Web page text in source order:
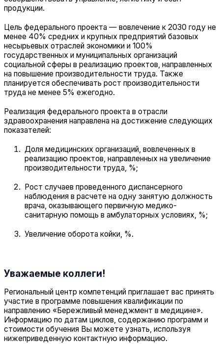
продукции.
Цель федерального проекта — вовлечение к 2030 году не
менее 40% средних и крупных предприятий базовых
несырьевых отраслей экономики и 100%
государственных и муниципальных организаций
социальной сферы в реализацию проектов, направленных
на повышение производительности труда. Также
планируется обеспечивать рост производительности
труда не менее 5% ежегодно.
Реализация федерального проекта в отрасли
здравоохранения направлена на достижение следующих
показателей:
Доля медицинских организаций, вовлеченных в
реализацию проектов, направленных на увеличение
производительности труда, %;
Рост случаев проведенного диспансерного
наблюдения в расчете на одну занятую должность
врача, оказывающего первичную медико-
санитарную помощь в амбулаторных условиях, %;
Увеличение оборота койки, %.
Уважаемые коллеги!
Региональный центр компетенций приглашает вас принять
участие в программе повышения квалификации по
направлению «Бережливый менеджмент в медицине».
Информацию по датам циклов, содержанию программ и
стоимости обучения Вы можете узнать, используя
нижеприведенную контактную информацию.